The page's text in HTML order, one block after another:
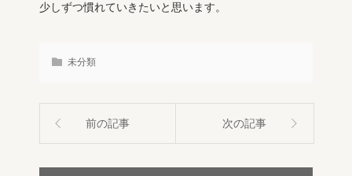
少しずつ慣れていきたいと思います。
未分類
前の記事 次の記事